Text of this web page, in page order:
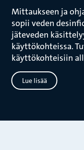
Mittaukseen ja
sopii veden
jäteveden
käyttökohteissa.
käyttökohteisiin
Lue lisää